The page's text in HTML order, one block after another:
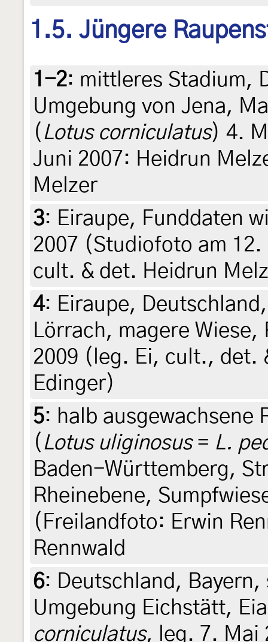
1.5. Jüngere
1-2: mittleres Stadium,
Umgebung von Jena,
( Lotus corniculatus) 4.
Juni 2007: Heidrun
Melzer
3: Eiraupe, Funddaten
2007 (Studiofoto am
cult. & det. Heidrun
4: Eiraupe,
Lörrach, magere
2009 (leg. Ei, cult., det.
Edinger)
5: halb ausgewachsene
( Lotus uliginosus= L.
Baden-Württemberg,
Rheinebene,
(Freilandfoto: Erwin
Rennwald
6: Deutschland,
Umgebung Eichstätt,
corniculatus, leg. 7. Mai